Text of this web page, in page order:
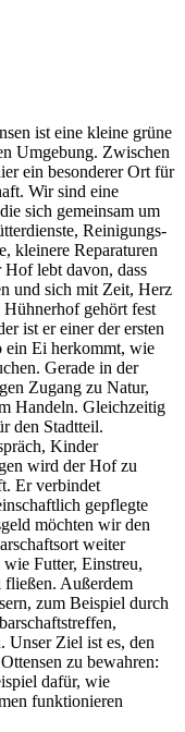
ist eine kleine grüne
Umgebung. Zwischen
ein besonderer Ort für
Wir sind eine
sich gemeinsam um
Reinigungs-
kleinere Reparaturen
lebt davon, dass
und sich mit Zeit, Herz
gehört fest
ist er einer der ersten
ein Ei herkommt, wie
Gerade in der
Zugang zu Natur,
Handeln. Gleichzeitig
den Stadtteil.
Kinder
wird der Hof zu
Er verbindet
gepflegte
möchten wir den
weiter
Futter, Einstreu,
fließen. Außerdem
zum Beispiel durch
Unser Ziel ist es, den
zu bewahren:
dafür, wie
funktionieren